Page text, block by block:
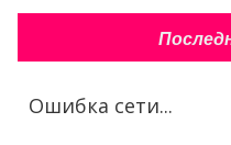
Ошибка сети...